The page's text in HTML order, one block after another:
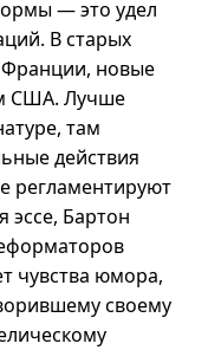
— это удел
В старых
Франции, новые
США. Лучше
там
действия
регламентируют
эссе, Бартон
чувства юмора,
своему